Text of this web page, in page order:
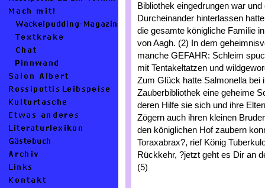
Bibliothek eingedrungen war
Durcheinander hinterlassen
die gesamte königliche Familie
von Aagh. (2) In dem
manche GEFAHR: Schleim
mit Tentakeltatzen und
Zum Glück hatte Salmonella bei
Zauberbibliothek eine geheime
deren Hilfe sie sich und ihre
Zögern auch ihren kleinen
den königlichen Hof zaubern
Toraxabrax?, rief König
Rückkehr, ?jetzt geht es Dir an
(5)